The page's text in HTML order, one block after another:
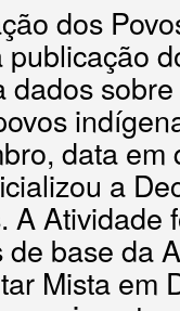
dos
dados
data
a
A Atividade
base da
Mista em